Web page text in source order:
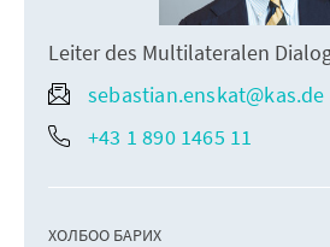
Leiter des Multilateralen
sebastian.enskat@kas.de
+43 1 890 1465 11
ХОЛБОО БАРИХ